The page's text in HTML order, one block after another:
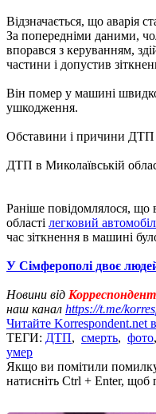
Відзначається, що аварія
За попередніми даними,
впорався з керуванням,
частини і допустив
Він помер у машині
ушкодження.
Обставини і причини ДТП
ДТП в Миколаївській
Раніше повідомлялося, що
області легковий
час зіткнення в машині
У Сімферополі двоє
Новини від
наш канал https://t.me/
Читайте Korrespondent.net
ТЕГИ: ДТП, смерть, фото,
умер
Якщо ви помітили помилку,
натисніть Ctrl + Enter, щоб